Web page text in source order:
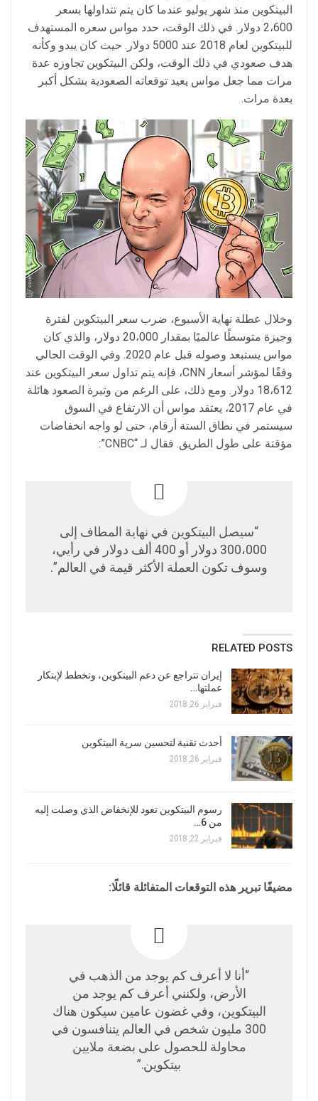
البيتكوين منذ شهر يوليو عندما كان يتم تتداولها بسعر
2،600 دولار. في ذلك الوقت، حدد مواس سعره المستهدف
للبيتكوين لعام 2018 عند 5000 دولار. حيث كان يبدو وكأنه
هدف صعودي في ذلك الوقت، ولكن البيتكوين تجاوزه عدة
مرات مما جعل مواس يعيد توقعاته الصعودية بشكل أكبر
بعدة مرات.
وخلال عطلة نهاية الأسبوع، ضرب سعر البيتكوين لفترة
وجيزة متوسطًا عالميًا بمقدار 20،000 دولار، والذي كان
مواس يستبعد وصوله قبل عام 2020. وفي الوقت الحالي
وفقًا لمؤشر أسعار CNN، فإنه يتم تداول سعر البيتكوين عند
18،612 دولار. ومع ذلك، على الرغم من وتيرة الصعود هائلة
في عام 2017، يعتقد مواس أن الارتفاع في السوق
سيستمر في نطاق الستة أرقام، حتى لو واجه انخفاضات
مؤقتة على طول الطريق. فقال لـ “CNBC”:
“سيصل البيتكوين في نهاية المطاف إلى
300،000 دولار أو 400 ألف دولار في رأيي،
وسوف تكون العملة الأكثر قيمة في العالم”.
RELATED POSTS
إيران تتراجع عن دعم البيتكوين، وتخطط لإبتكار
عملتها…
فبراير 26, 2018
أحدث تقنية لتحسين سرية البيتكوين
فبراير 26, 2018
رسوم البيتكوين تعود للإنخفاض الذي وصلت إليه
من 6…
فبراير 22, 2018
مضيفًا تبرير هذه التوقعات المتفائلة قائلًا:
“أنا لا أعرف كم يوجد من الذهب في
الأرض، ولكنني أعرف كم يوجد من
البيتكوين، وفي غضون عامين سيكون هناك
300 مليون شخص في العالم يتنافسون في
محاولة للحصول على بضعة ملايين
بيتكوين.”